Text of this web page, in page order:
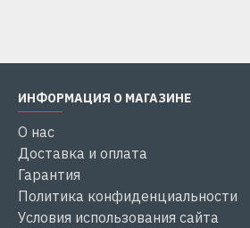
ИНФОРМАЦИЯ О МАГАЗИНЕ
О нас
Доставка и оплата
Гарантия
Политика конфиденциальности
Условия использования сайта